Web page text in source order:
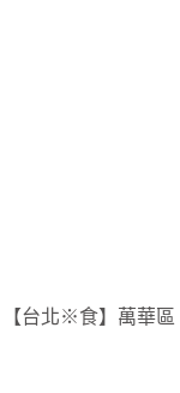
【台北※食】萬華區